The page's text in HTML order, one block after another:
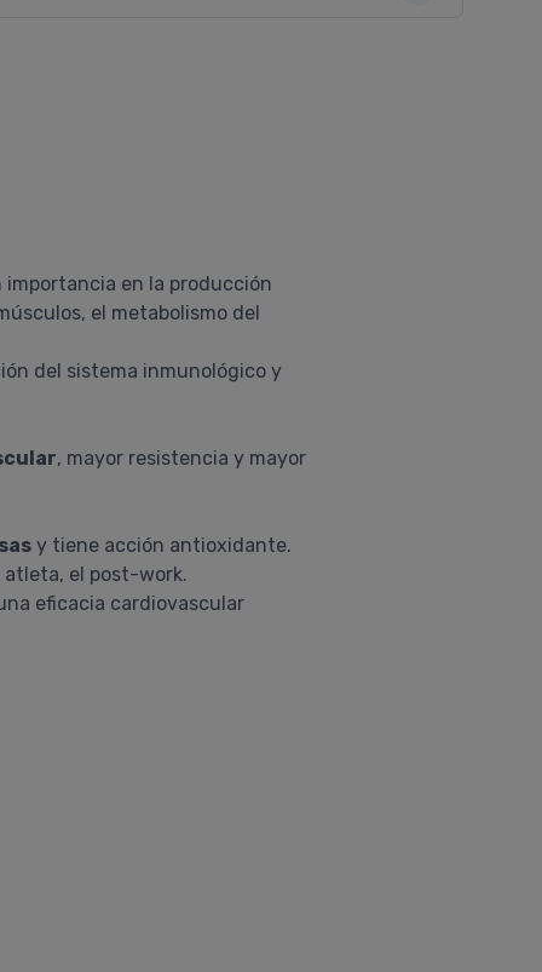
en la producción
el metabolismo del
del sistema inmunológico y
, mayor resistencia y mayor
y tiene acción antioxidante.
el post-work.
eficacia cardiovascular